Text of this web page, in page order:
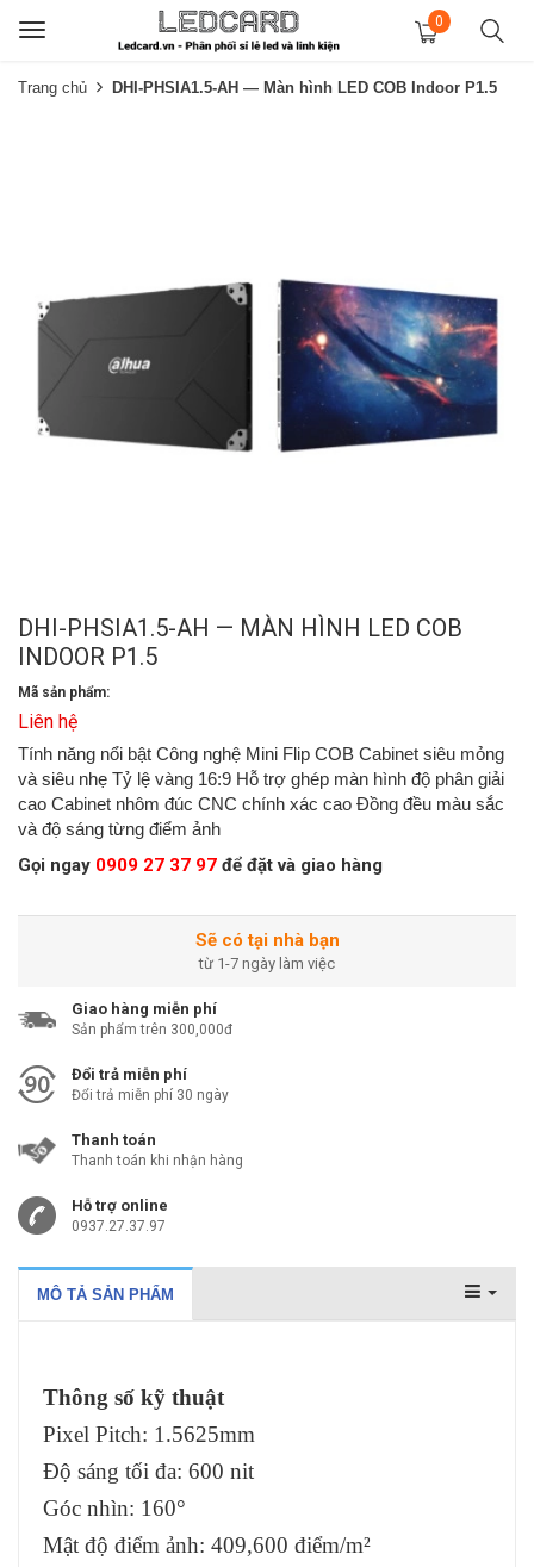
Toggle
0
Trang chủ DHI-PHSIA1.5-AH — Màn hình LED COB Indoor P1.5
DHI-PHSIA1.5-AH — MÀN HÌNH LED COB
INDOOR P1.5
Mã sản phẩm:
Liên hệ
Tính năng nổi bật Công nghệ Mini Flip COB Cabinet siêu mỏng
và siêu nhẹ Tỷ lệ vàng 16:9 Hỗ trợ ghép màn hình độ phân giải
cao Cabinet nhôm đúc CNC chính xác cao Đồng đều màu sắc
và độ sáng từng điểm ảnh
Gọi ngay 0909 27 37 97 để đặt và giao hàng
Sẽ có tại nhà bạn
từ 1-7 ngày làm việc
Giao hàng miễn phí
Sản phẩm trên 300,000đ
Đổi trả miễn phí
Đổi trả miễn phí 30 ngày
Thanh toán
Thanh toán khi nhận hàng
Hỗ trợ online
0937.27.37.97
MÔ TẢ SẢN PHẨM
Thông số kỹ thuật
Pixel Pitch: 1.5625mm
Độ sáng tối đa: 600 nit
Góc nhìn: 160°
Mật độ điểm ảnh: 409,600 điểm/m²